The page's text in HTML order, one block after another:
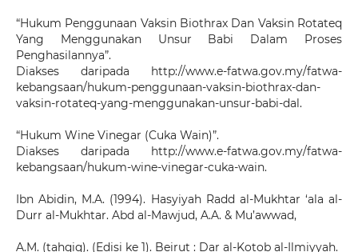
“Hukum Penggunaan Vaksin Biothrax Dan Vaksin Rotateq
Yang Menggunakan Unsur Babi Dalam Proses
Penghasilannya”.
Diakses daripada http://www.e-fatwa.gov.my/fatwa-
kebangsaan/hukum-penggunaan-vaksin-biothrax-dan-
vaksin-rotateq-yang-menggunakan-unsur-babi-dal.
“Hukum Wine Vinegar (Cuka Wain)”.
Diakses daripada http://www.e-fatwa.gov.my/fatwa-
kebangsaan/hukum-wine-vinegar-cuka-wain.
Ibn Abidin, M.A. (1994). Hasyiyah Radd al-Mukhtar ‘ala al-
Durr al-Mukhtar. Abd al-Mawjud, A.A. & Mu’awwad,
A.M. (tahqiq). (Edisi ke 1). Beirut : Dar al-Kotob al-Ilmiyyah.